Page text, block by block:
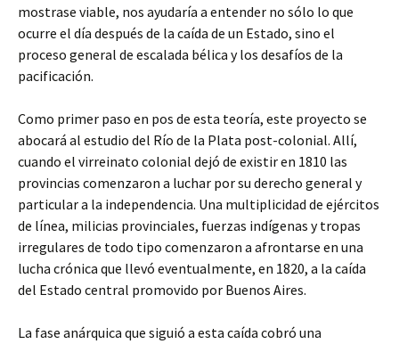
mostrase viable, nos ayudaría a entender no sólo lo que
ocurre el día después de la caída de un Estado, sino el
proceso general de escalada bélica y los desafíos de la
pacificación.
Como primer paso en pos de esta teoría, este proyecto se
abocará al estudio del Río de la Plata post-colonial. Allí,
cuando el virreinato colonial dejó de existir en 1810 las
provincias comenzaron a luchar por su derecho general y
particular a la independencia. Una multiplicidad de ejércitos
de línea, milicias provinciales, fuerzas indígenas y tropas
irregulares de todo tipo comenzaron a afrontarse en una
lucha crónica que llevó eventualmente, en 1820, a la caída
del Estado central promovido por Buenos Aires.
La fase anárquica que siguió a esta caída cobró una